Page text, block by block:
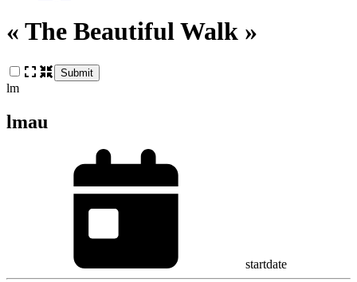
« The Beautiful Walk »
Submit
lm
lmau
startdate